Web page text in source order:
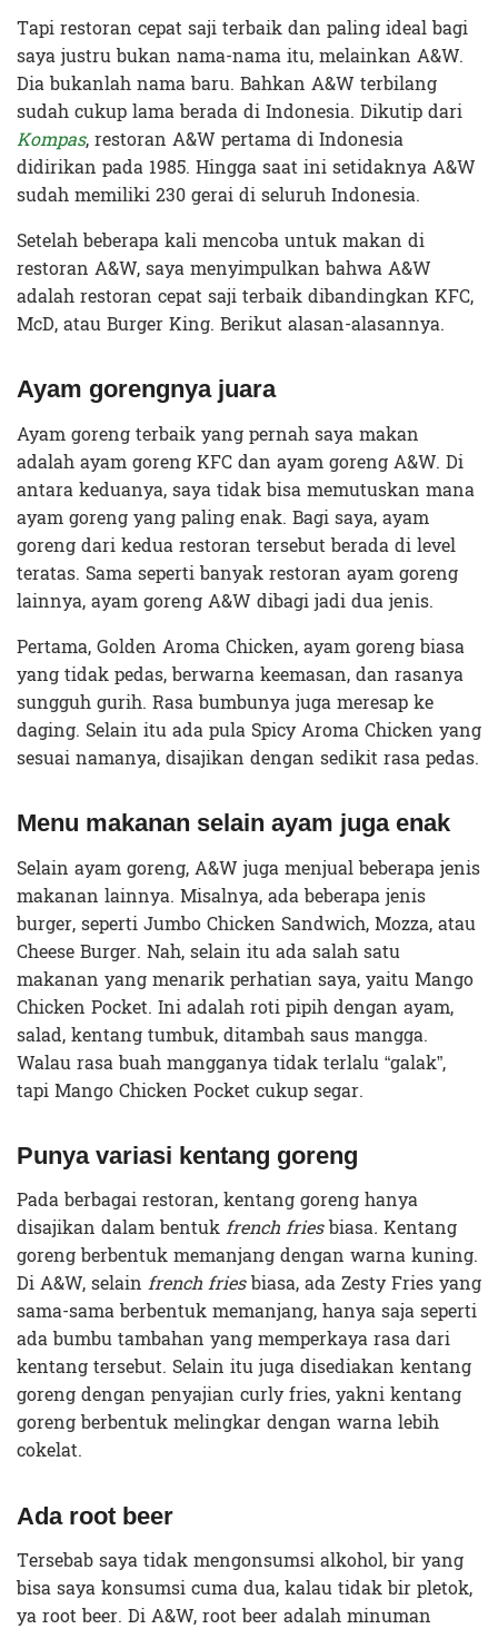
Tapi restoran cepat saji terbaik dan paling ideal bagi
saya justru bukan nama-nama itu, melainkan A&W.
Dia bukanlah nama baru. Bahkan A&W terbilang
sudah cukup lama berada di Indonesia. Dikutip dari
Kompas, restoran A&W pertama di Indonesia
didirikan pada 1985. Hingga saat ini setidaknya A&W
sudah memiliki 230 gerai di seluruh Indonesia.
Setelah beberapa kali mencoba untuk makan di
restoran A&W, saya menyimpulkan bahwa A&W
adalah restoran cepat saji terbaik dibandingkan KFC,
McD, atau Burger King. Berikut alasan-alasannya.
Ayam gorengnya juara
Ayam goreng terbaik yang pernah saya makan
adalah ayam goreng KFC dan ayam goreng A&W. Di
antara keduanya, saya tidak bisa memutuskan mana
ayam goreng yang paling enak. Bagi saya, ayam
goreng dari kedua restoran tersebut berada di level
teratas. Sama seperti banyak restoran ayam goreng
lainnya, ayam goreng A&W dibagi jadi dua jenis.
Pertama, Golden Aroma Chicken, ayam goreng biasa
yang tidak pedas, berwarna keemasan, dan rasanya
sungguh gurih. Rasa bumbunya juga meresap ke
daging. Selain itu ada pula Spicy Aroma Chicken yang
sesuai namanya, disajikan dengan sedikit rasa pedas.
Menu makanan selain ayam juga enak
Selain ayam goreng, A&W juga menjual beberapa jenis
makanan lainnya. Misalnya, ada beberapa jenis
burger, seperti Jumbo Chicken Sandwich, Mozza, atau
Cheese Burger. Nah, selain itu ada salah satu
makanan yang menarik perhatian saya, yaitu Mango
Chicken Pocket. Ini adalah roti pipih dengan ayam,
salad, kentang tumbuk, ditambah saus mangga.
Walau rasa buah mangganya tidak terlalu “galak”,
tapi Mango Chicken Pocket cukup segar.
Punya variasi kentang goreng
Pada berbagai restoran, kentang goreng hanya
disajikan dalam bentukfrench friesbiasa. Kentang
goreng berbentuk memanjang dengan warna kuning.
Di A&W, selain french friesbiasa, ada Zesty Fries yang
sama-sama berbentuk memanjang, hanya saja seperti
ada bumbu tambahan yang memperkaya rasa dari
kentang tersebut. Selain itu juga disediakan kentang
goreng dengan penyajian curly fries, yakni kentang
goreng berbentuk melingkar dengan warna lebih
cokelat.
Ada root beer
Tersebab saya tidak mengonsumsi alkohol, bir yang
bisa saya konsumsi cuma dua, kalau tidak bir pletok,
ya root beer. Di A&W, root beer adalah minuman